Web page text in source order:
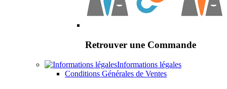
Retrouver une Commande
Informations légales
Conditions Générales de Ventes